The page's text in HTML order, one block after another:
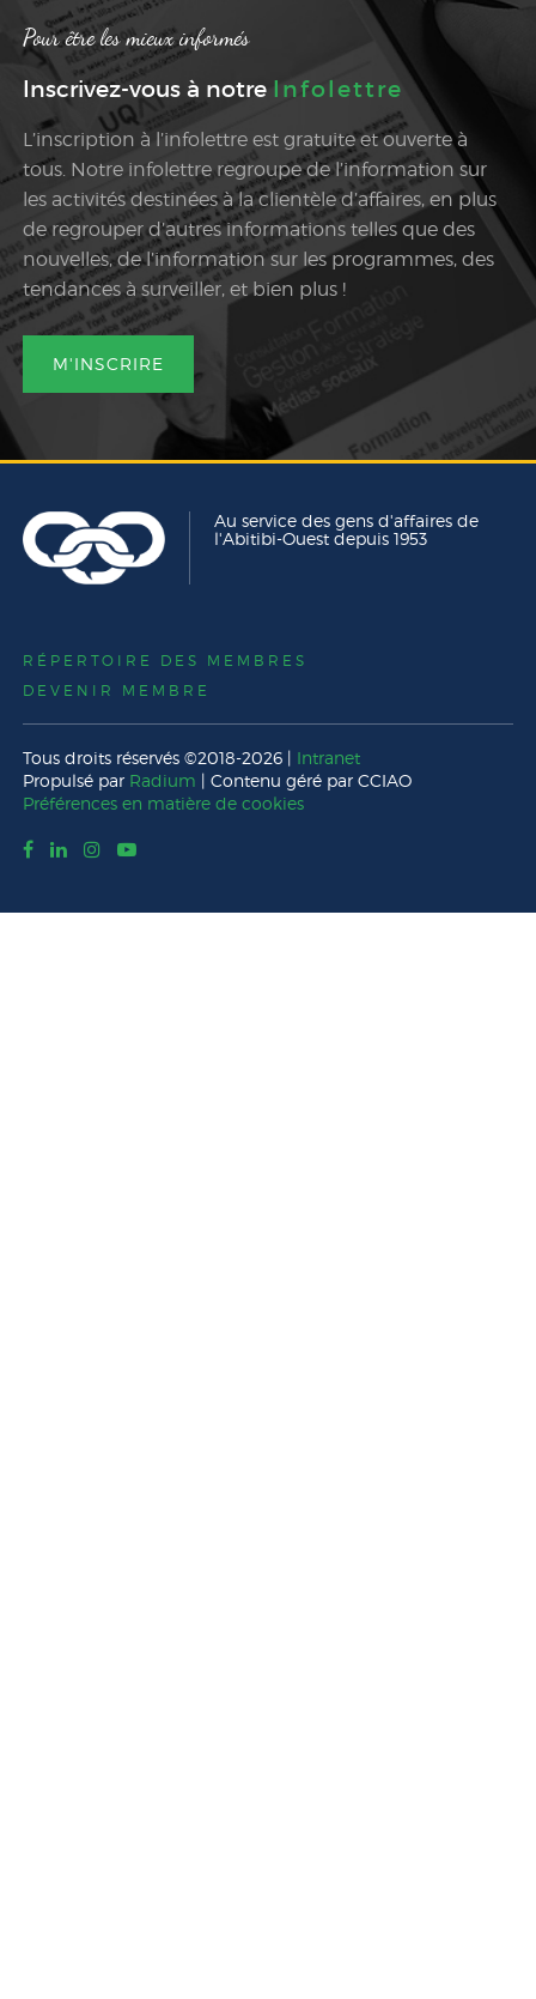
Pour être les mieux informés
Inscrivez-vous à notre Infolettre
L’inscription à l’infolettre est gratuite et ouverte à
tous. Notre infolettre regroupe de l’information sur
les activités destinées à la clientèle d’affaires, en plus
de regrouper d’autres informations telles que des
nouvelles, de l’information sur les programmes, des
tendances à surveiller, et bien plus !
M'INSCRIRE
Au service des gens d'affaires de
l'Abitibi-Ouest depuis 1953
RÉPERTOIRE DES MEMBRES
DEVENIR MEMBRE
Tous droits réservés ©2018-2026 | Intranet
Propulsé par Radium | Contenu géré par CCIAO
Préférences en matière de cookies